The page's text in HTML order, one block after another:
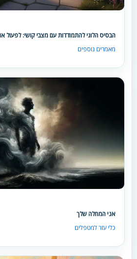
הבסיס הלוגי להתמודדות עם מצבי קושי: לפעול
מאמרים נוספים
אני המחלה שלך
כלי עזר למטפלים